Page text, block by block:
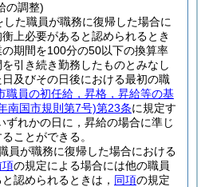
の調整)
した職員が職務に復帰した場合に
上必要があると認められるとき
期間を100分の50以下の換算率
引き続き勤務したものとみなし
及びその日後における最初の職
職員の初任給，昇格，昇給等の基
南国市規則第7号)第23条に規定す
ずれかの日に，昇給の場合に準じ
ことができる。
員が職務に復帰した場合における
項の規定による場合には他の職員
認められるときは， 同項の規定